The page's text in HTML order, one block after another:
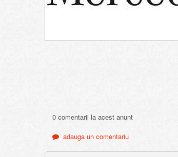
0 comentarii la acest anunt
adauga un comentariu